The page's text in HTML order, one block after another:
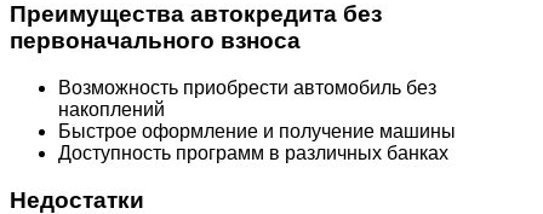
Преимущества автокредита без
первоначального взноса
Возможность приобрести автомобиль без
накоплений
Быстрое оформление и получение машины
Доступность программ в различных банках
Недостатки